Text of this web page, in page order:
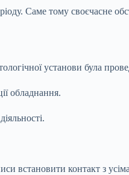
Саме тому своєчасне
установи була
обладнання.
встановити контакт з